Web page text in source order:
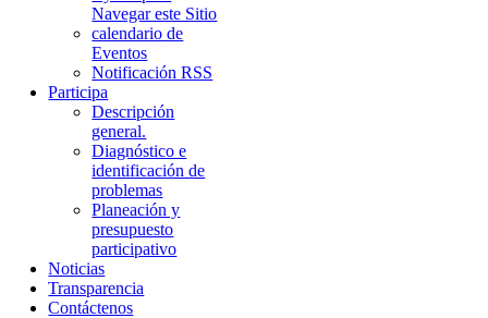
Navegar este Sitio
calendario de
Eventos
Notificación RSS
Participa
Descripción
general.
Diagnóstico e
identificación de
problemas
Planeación y
presupuesto
participativo
Noticias
Transparencia
Contáctenos